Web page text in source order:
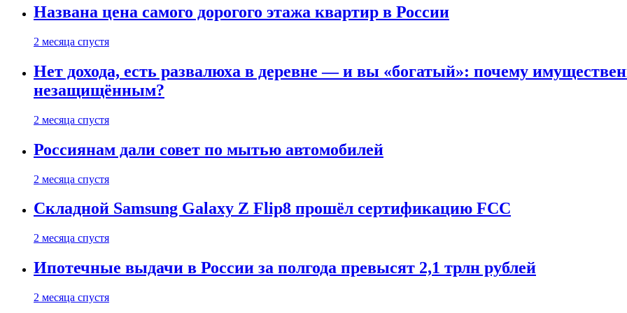
Названа цена самого дорогого этажа квартир в России
2 месяца спустя
Нет дохода, есть развалюха в деревне — и вы «богатый»: почему
незащищённым?
2 месяца спустя
Россиянам дали совет по мытью автомобилей
2 месяца спустя
Складной Samsung Galaxy Z Flip8 прошёл сертификацию FCC
2 месяца спустя
Ипотечные выдачи в России за полгода превысят 2,1 трлн рублей
2 месяца спустя